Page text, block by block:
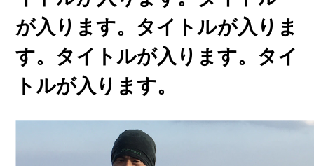
が入ります。タイトルが入りま
す。タイトルが入ります。タイ
トルが入ります。